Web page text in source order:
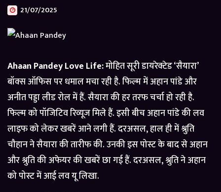
21/07/2025
Ahaan Pandey Love Life:मोहित सूरी डायरेक्टेड ‘सैयारा’
बॉक्स ऑफिस पर धमाल मचा रही है. फिल्म में अहान पांडे और
अनीत पड्डा लीड रोल में हैं. सैयारा की हर तरफ चर्चा हो रही है.
फिल्म को पॉजिटिव रिव्यूज मिले हैं. इसी बीच अहान पांडे की लव
लाइफ को लेकर खबरें आने लगी हैं. दरअसल, हाल ही में श्रुति
चौहान ने सैयारा की तारीफ की. उनकी इस पोस्ट के बाद से अहान
और श्रुति की अफेयर की खबरें छा गई हैं. दरअसल, श्रुति ने अहान
को पोस्ट में आई लव यू लिखा.